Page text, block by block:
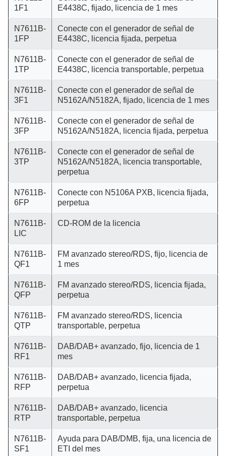
1F1
E4438C, fijado, licencia de 1 mes
N7611B-
1FP
Conecte con el generador de señal de
E4438C, licencia fijada, perpetua
N7611B-
1TP
Conecte con el generador de señal de
E4438C, licencia transportable, perpetua
N7611B-
3F1
Conecte con el generador de señal de
N5162A/N5182A, fijado, licencia de 1 mes
N7611B-
3FP
Conecte con el generador de señal de
N5162A/N5182A, licencia fijada, perpetua
N7611B-
3TP
Conecte con el generador de señal de
N5162A/N5182A, licencia transportable,
perpetua
N7611B-
6FP
Conecte con N5106A PXB, licencia fijada,
perpetua
N7611B-
LIC
CD-ROM de la licencia
N7611B-
QF1
FM avanzado stereo/RDS, fijo, licencia de
1 mes
N7611B-
QFP
FM avanzado stereo/RDS, licencia fijada,
perpetua
N7611B-
QTP
FM avanzado stereo/RDS, licencia
transportable, perpetua
N7611B-
RF1
DAB/DAB+ avanzado, fijo, licencia de 1
mes
N7611B-
RFP
DAB/DAB+ avanzado, licencia fijada,
perpetua
N7611B-
RTP
DAB/DAB+ avanzado, licencia
transportable, perpetua
N7611B-
SF1
Ayuda para DAB/DMB, fija, una licencia de
ETI del mes